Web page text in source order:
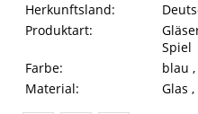
Herkunftsland:
Produktart:
Spiel
Farbe:
blau
Material:
Glas